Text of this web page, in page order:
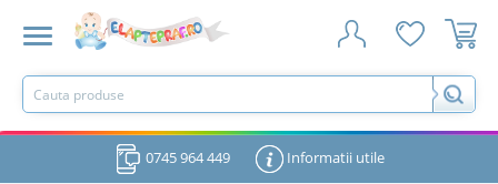
0745 964 449 Informatii utile